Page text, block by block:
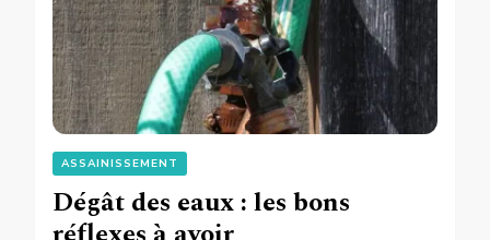
ASSAINISSEMENT
Dégât des eaux : les bons